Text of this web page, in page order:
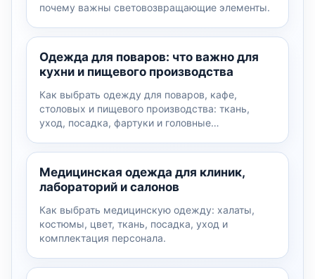
почему важны световозвращающие элементы.
Одежда для поваров: что важно для
кухни и пищевого производства
Как выбрать одежду для поваров, кафе,
столовых и пищевого производства: ткань,
уход, посадка, фартуки и головные…
Медицинская одежда для клиник,
лабораторий и салонов
Как выбрать медицинскую одежду: халаты,
костюмы, цвет, ткань, посадка, уход и
комплектация персонала.